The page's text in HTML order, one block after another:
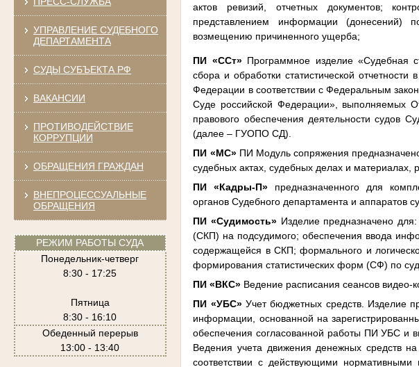
УПРАВЛЕНИЕ СУДЕБНОГО
ДЕПАРТАМЕНТА
СУДЫ СУБЪЕКТА РФ
ВАКАНСИИ
ПРОТИВОДЕЙСТВИЕ
КОРРУПЦИИ
ОБРАЩЕНИЯ ГРАЖДАН
ВНЕПРОЦЕССУАЛЬНЫЕ
ОБРАЩЕНИЯ
РЕЖИМ РАБОТЫ СУДА
Понедельник-четверг
8:30 - 17:25
Пятница
8:30 - 16:10
Обеденный перерыв
13:00 - 13:40
актов ревизий, отчетных документов;
представлением информации (донесений)
возмещению причиненного ущерба;
ПИ «ССт»Программное изделие «Судебная
сбора и обработки статистической
Федерации в соответствии с Федеральным
Суде российской Федерации», выполняемых
правового обеспечения деятельности судов
(далее – ГУОПО СД).
ПИ «МС»ПИ Модуль сопряжения
судебных актах, судебных делах и материалах,
ПИ «Кадры-П» предназначенного для
органов Судебного департамента и аппаратов
ПИ «Судимость» Изделие предназначено для:
(СКП) на подсудимого; обеспечения ввода
содержащейся в СКП; формального и
формирования статистических форм (СФ) по
ПИ «ВКС» Ведение расписания сеансов видео-
ПИ «УБС»Учет бюджетных средств. Изделие
информации, основанной на
обеспечения согласованной работы ПИ УБС и
Ведения учета движения денежных средств
соответствии с действующими нормативными